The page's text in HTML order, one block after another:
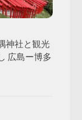
神社と観光
広島ー博多